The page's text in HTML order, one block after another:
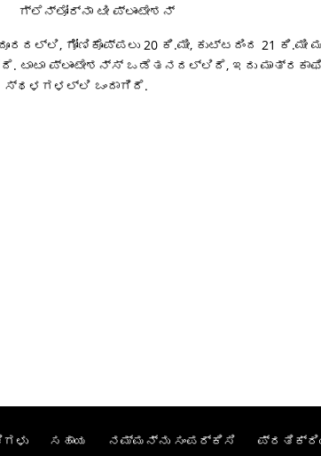
ಗ್ಲೆನ್ಲೋರ್ನಾ ಟೀ ಪ್ಲಾಂಟೇಶನ್
ಗೋಣಿಕೊಪ್ಪಲು 20 ಕಿ.ಮೀ, ಕುಟ್ಟದಿಂದ 21
ಟಾಟಾ ಪ್ಲಾಂಟೇಶನ್ಸ್ ಒಡೆತನದಲ್ಲಿದೆ, ಇದು
ಸ್ಥಳಗಳಲ್ಲಿ ಒಂದಾಗಿದೆ.
ಸಹಾಯ ನಮ್ಮನ್ನು ಸಂಪರ್ಕಿಸಿ